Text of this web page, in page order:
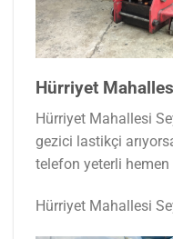
Hürriyet
Hürriyet Mahallesi
gezici lastikçi
telefon yeterli hemen
Hürriyet Mahallesi